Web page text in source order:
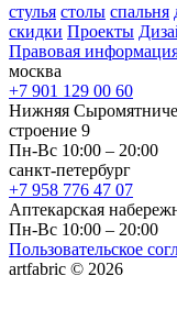
стулья столы спальня
скидки Проекты
Правовая
москва
+7 901 129 00 60
Нижняя
строение 9
Пн-Вс 10:00 – 20:00
санкт-петербург
+7 958 776 47 07
Аптекарская
Пн-Вс 10:00 – 20:00
Пользовательское
artfabric © 2026